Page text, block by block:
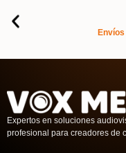
Expertos en soluciones
profesional para creadores de